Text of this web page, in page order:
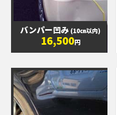
バンパー凹み (10㎝以内)
16,500円